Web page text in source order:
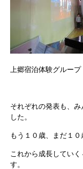
上郷宿泊体験グループ
それぞれの発表も、
した。
もう１０歳、まだ１０
これから成長してい
す。